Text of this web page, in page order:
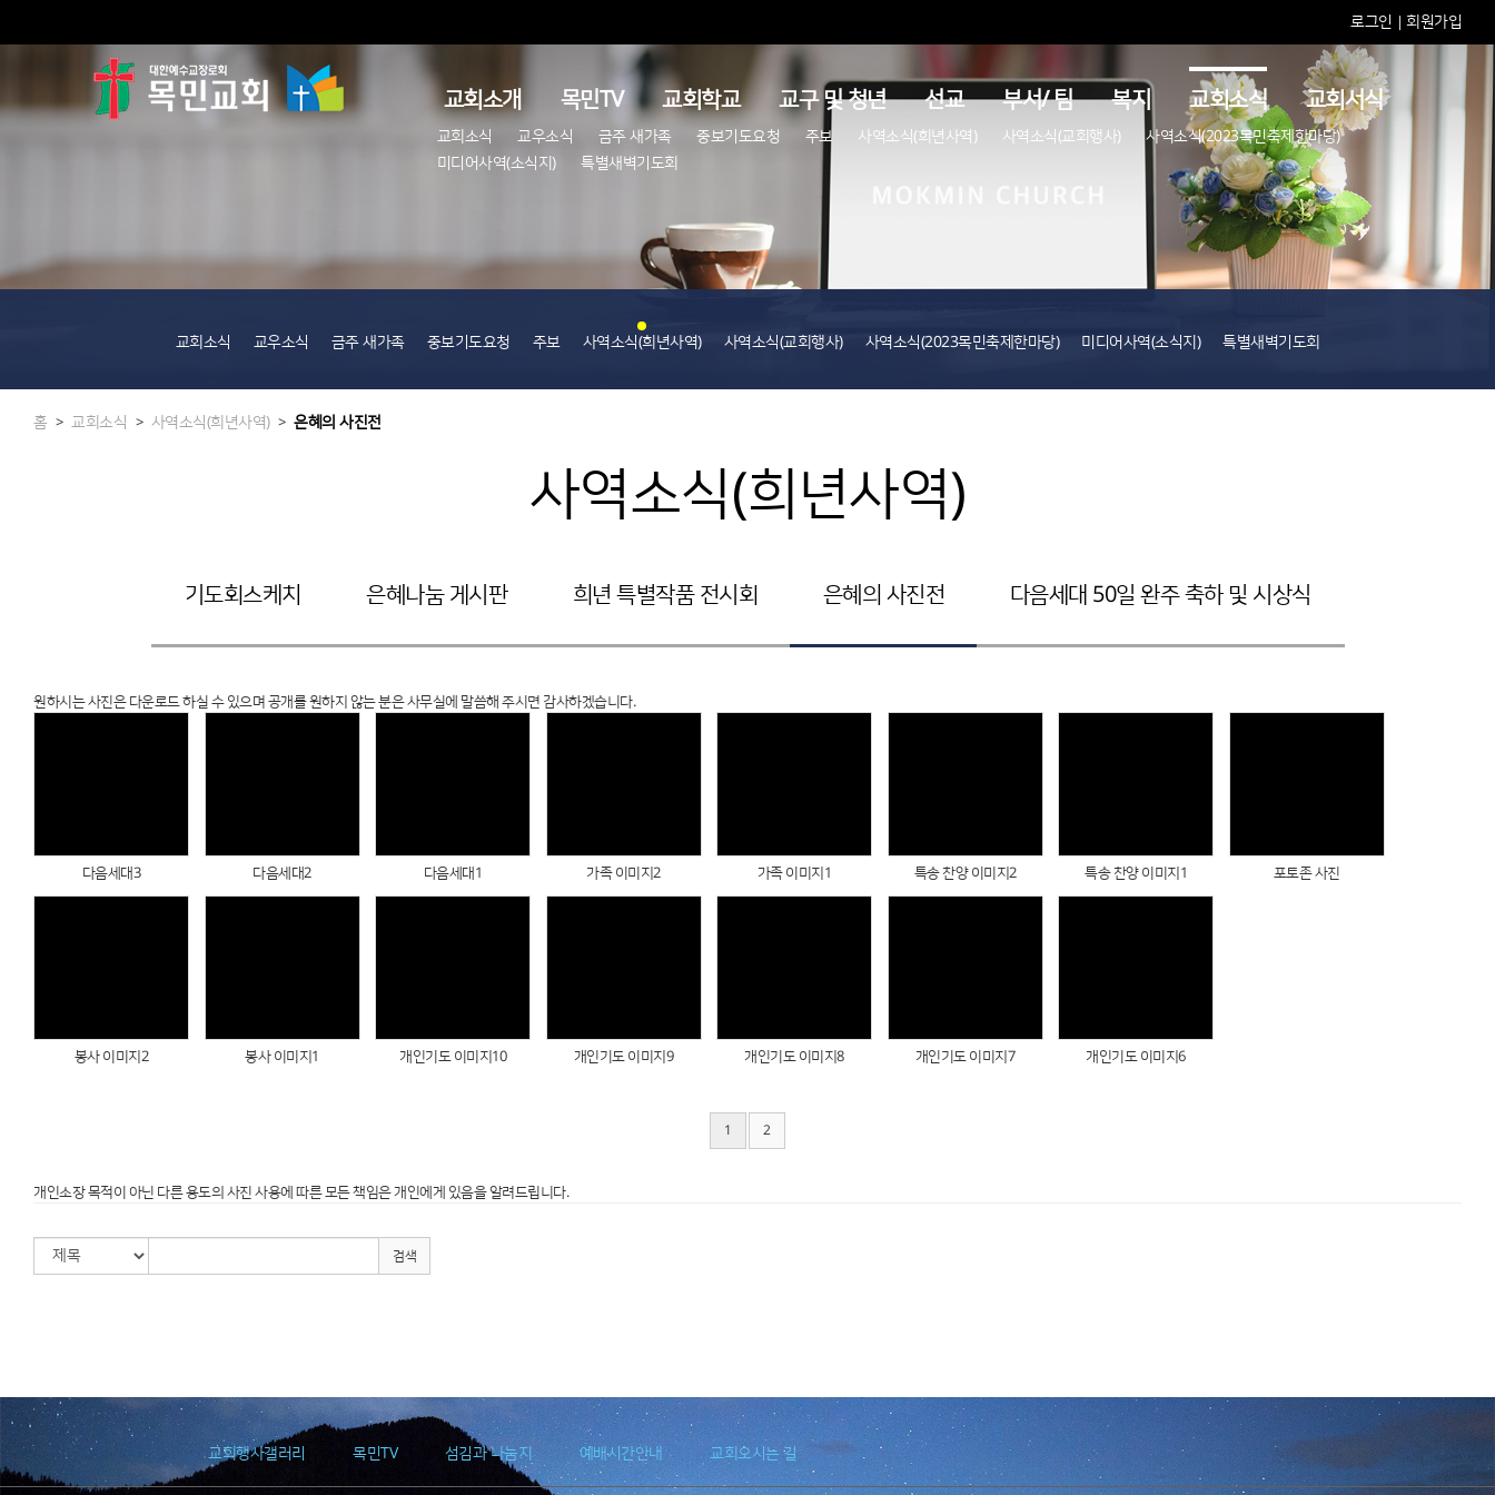
교회소개 목민TV 교회학교 교구 및 청년 선교 부서/ 팀 복지 교회소식
교회소식 교우소식 금주 새가족 중보기도요청 주보 사역소식(희년사역) 사역소식(교회행사)
사역소식(2023목민축제한마당)
미디어사역(소식지)
특별새벽기도회
교회서식
로그인 회원가입
교회소식 교우소식 금주 새가족 중보기도요청 주보 사역소식(희년사역) 사역소식(교회행사) 사역소식(2023목민축제한마당) 미디어사역(소식지) 특별새벽기도회
홈 > 교회소식 > 사역소식(희년사역) > 은혜의 사진전
사역소식(희년사역)
기도회스케치 은혜나눔 게시판 희년 특별작품 전시회 은혜의 사진전 다음세대 50일 완주 축하 및 시상식
원하시는 사진은 다운로드 하실 수 있으며 공개를 원하지 않는 분은 사무실에 말씀해 주시면 감사하겠습니다.
다음세대3 다음세대2 다음세대1 가족 이미지2 가족 이미지1 특송 찬양 이미지2 특송 찬양 이미지1 포토존 사진
봉사 이미지2 봉사 이미지1 개인기도 이미지10 개인기도 이미지9 개인기도 이미지8 개인기도 이미지7 개인기도 이미지6
1 2
개인소장 목적이 아닌 다른 용도의 사진 사용에 따른 모든 책임은 개인에게 있음을 알려드립니다.
검색
교회행사갤러리 목민TV 섬김과 나눔지 예배시간안내 교회오시는 길